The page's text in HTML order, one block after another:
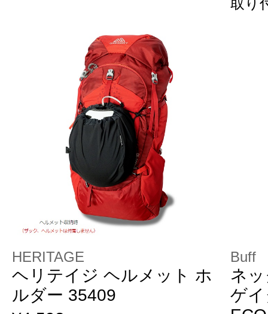
取り
HERITAGE
ヘリテイジ ヘルメット ホ
ルダー 35409
Buff
ネ
ゲ